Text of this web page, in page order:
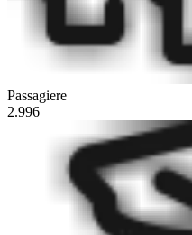
Passagiere
2.996